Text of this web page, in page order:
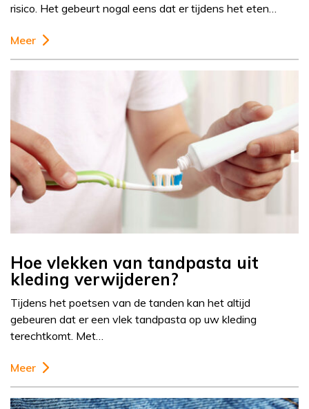
risico. Het gebeurt nogal eens dat er tijdens het eten…
Meer
Hoe vlekken van tandpasta uit
kleding verwijderen?
Tijdens het poetsen van de tanden kan het altijd
gebeuren dat er een vlek tandpasta op uw kleding
terechtkomt. Met…
Meer